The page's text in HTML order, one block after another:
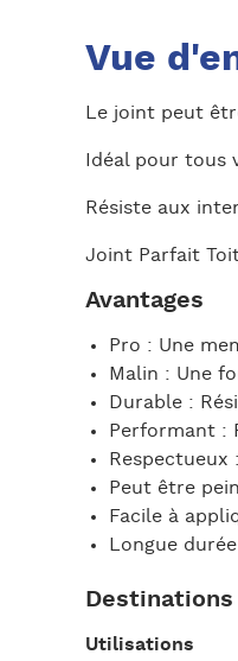
Vue
Le joint peut
Idéal pour tous
Résiste aux
Joint Parfait
Avantages
Pro : Une
Malin : Une
Durable :
Performant :
Respectueux
Peut être
Facile à
Longue
Destinations
Utilisations